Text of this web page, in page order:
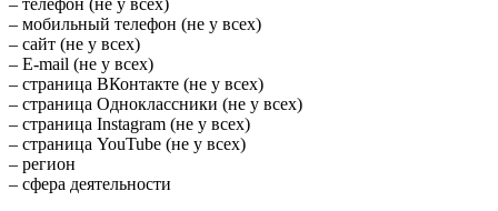
– телефон (не у всех)
– мобильный телефон (не у всех)
– сайт (не у всех)
– E-mail (не у всех)
– страница ВКонтакте (не у всех)
– страница Одноклассники (не у всех)
– страница Instagram (не у всех)
– страница YouTube (не у всех)
– регион
– сфера деятельности